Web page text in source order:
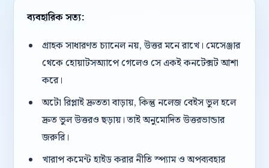
ব্যবহারিক সত্য:
গ্রাহক সাধারণত চ্যানেল নয়, উত্তর মনে রাখে। মেসেঞ্জার
থেকে হোয়াটসঅ্যাপে গেলেও সে একই কনটেক্সট আশা
করে।
অটো রিপ্লাই দ্রুততা বাড়ায়, কিন্তু নলেজ বেইস ভুল হলে
দ্রুত ভুল উত্তরও ছড়ায়। তাই অনুমোদিত উত্তরভান্ডার
জরুরি।
খারাপ কমেন্ট হাইড করার নীতি স্প্যাম ও অপব্যবহার